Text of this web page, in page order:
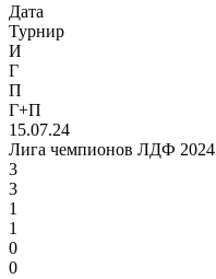
Дата
Турнир
И
Г
П
Г+П
15.07.24
Лига чемпионов ЛДФ 2024
3
3
1
1
0
0